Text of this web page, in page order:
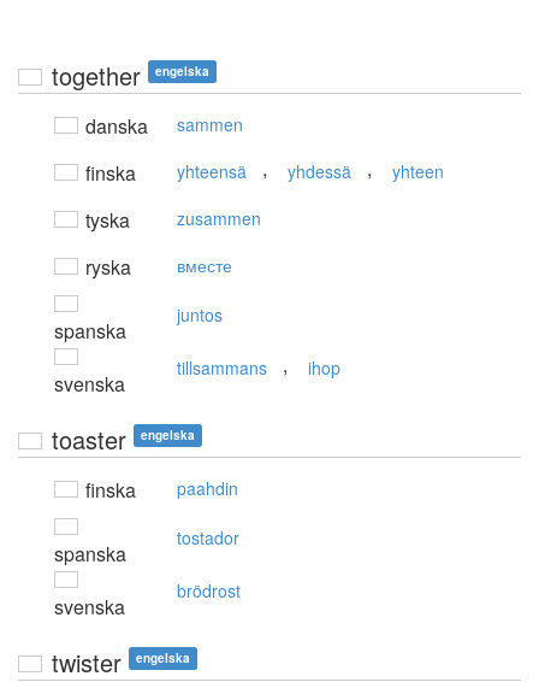
together engelska
danska sammen
finska yhteensä , yhdessä , yhteen
tyska zusammen
ryska вместе
spanska
juntos
svenska
tillsammans , ihop
toaster engelska
finska paahdin
spanska
tostador
svenska
brödrost
twister engelska